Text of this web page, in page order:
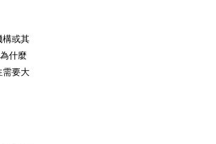
構或其
什麼
需要大